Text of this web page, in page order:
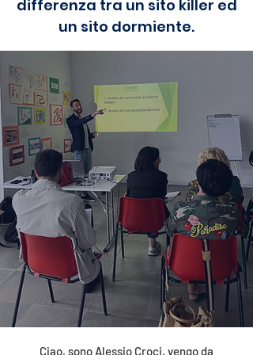
differenza tra un sito killer ed
un sito dormiente.
Ciao, sono Alessio Croci, vengo da